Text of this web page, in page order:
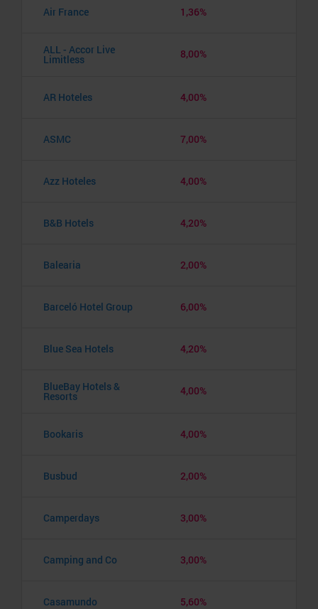
Air France 1,36%
ALL - Accor Live
Limitless 8,00%
AR Hoteles 4,00%
ASMC 7,00%
Azz Hoteles 4,00%
B&B Hotels 4,20%
Balearia 2,00%
Barceló Hotel Group 6,00%
Blue Sea Hotels 4,20%
BlueBay Hotels &
Resorts 4,00%
Bookaris 4,00%
Busbud 2,00%
Camperdays 3,00%
Camping and Co 3,00%
Casamundo 5,60%